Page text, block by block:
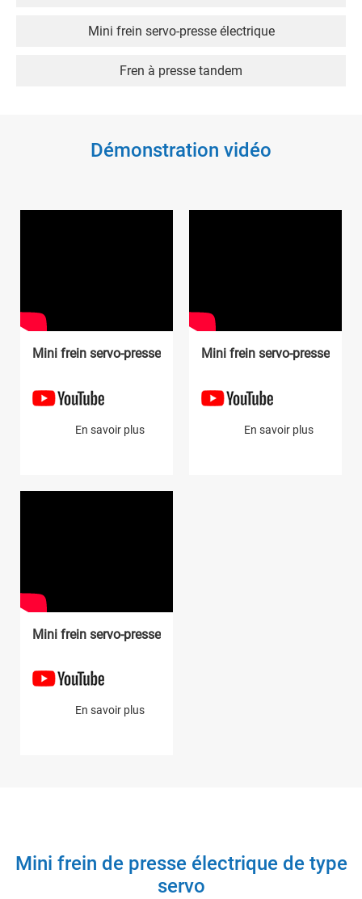
Mini frein servo-presse électrique
Fren à presse tandem
Démonstration vidéo
Mini frein servo-presse électrique
En savoir plus
Mini frein servo-presse
En savoir plus
Mini frein servo-presse électrique
En savoir plus
Mini frein de presse électrique de type
servo